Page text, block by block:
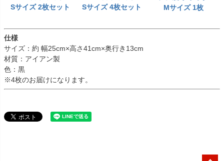
Sサイズ 2枚セット
Sサイズ 4枚セット
Mサイズ 1枚
仕様
サイズ：約 幅25cm×高さ41cm×奥行き13cm
材質：アイアン製
色：黒
※4枚のお届けになります。